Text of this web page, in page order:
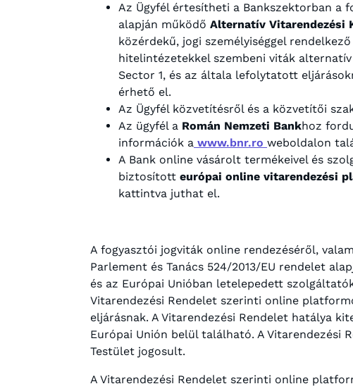
Az Ügyfél értesítheti a Bankszektorban a
alapján működő Alternatív Vitarendezési
közérdekű, jogi személyiséggel
hitelintézetekkel szembeni viták alternatív
Sector 1, és az általa lefolytatott
érhető el.
Az Ügyfél közvetítésről és a közvetítői
Az ügyfél a Román Nemzeti Bankhoz
információk a www.bnr.ro weboldalon
A Bank online vásárolt termékeivel és
biztosított európai online vitarendezési
kattintva juthat el.
A fogyasztói jogviták online rendezéséről,
Parlement és Tanács 524/2013/EU rendelet
és az Európai Unióban letelepedett
Vitarendezési Rendelet szerinti online
eljárásnak. A Vitarendezési Rendelet hatálya
Európai Unión belül található. A Vitarendezési
Testület jogosult.
A Vitarendezési Rendelet szerinti online